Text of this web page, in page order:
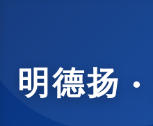
明德扬